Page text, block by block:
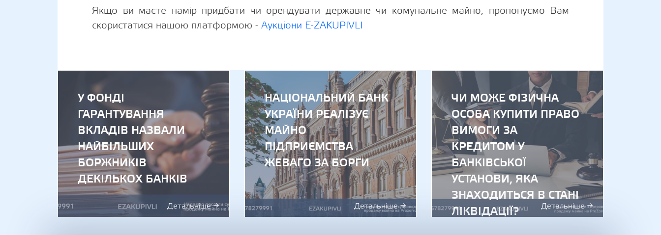
Якщо ви маєте намір придбати чи орендувати державне чи комунальне майно, пропонуємо Вам
скористатися нашою платформою - Аукціони E-ZAKUPIVLI
У ФОНДІ
ГАРАНТУВАННЯ
ВКЛАДІВ НАЗВАЛИ
НАЙБІЛЬШИХ
БОРЖНИКІВ
ДЕКІЛЬКОХ БАНКІВ
Детальніше →
У Фонді гарантування вкладів назвали найбільших боржників
НАЦІОНАЛЬНИЙ БАНК
УКРАЇНИ РЕАЛІЗУЄ
МАЙНО
ПІДПРИЄМСТВА
ЖЕВАГО ЗА БОРГИ
Детальніше →
ЧИ МОЖЕ ФІЗИЧНА
ОСОБА КУПИТИ ПРАВО
ВИМОГИ ЗА
КРЕДИТОМ У
БАНКІВСЬКОЇ
УСТАНОВИ, ЯКА
ЗНАХОДИТЬСЯ В СТАНІ
ЛІКВІДАЦІЇ?
Детальніше →